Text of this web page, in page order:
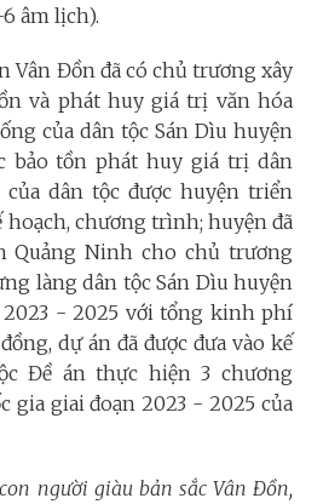
âm lịch).
Vân Đồn đã có chủ trương xây
và phát huy giá trị văn hóa
của dân tộc Sán Dìu huyện
bảo tồn phát huy giá trị dân
dân tộc được huyện triển
chương trình; huyện đã
Quảng Ninh cho chủ trương
làng dân tộc Sán Dìu huyện
- 2025 với tổng kinh phí
dự án đã được đưa vào kế
Đề án thực hiện 3 chương
gia giai đoạn 2023 - 2025 của
người giàu bản sắc Vân Đồn,